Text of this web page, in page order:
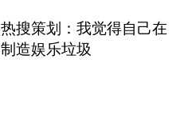
热搜策划：我觉得自己在
制造娱乐垃圾